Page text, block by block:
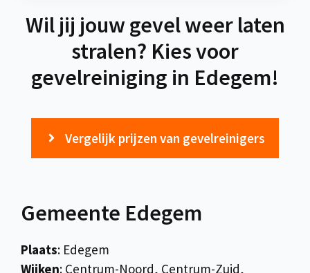
Wil jij jouw gevel weer laten
stralen? Kies voor
gevelreiniging in Edegem!
Vergelijk prijzen van gevelreinigers
Gemeente Edegem
Plaats: Edegem
Wijken: Centrum-Noord, Centrum-Zuid,